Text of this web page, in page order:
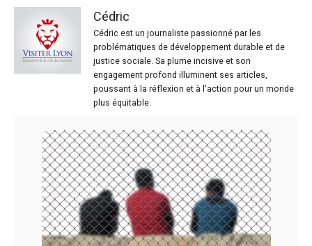
Cédric
Cédric est un journaliste passionné par les
problématiques de développement durable et de
justice sociale. Sa plume incisive et son
engagement profond illuminent ses articles,
poussant à la réflexion et à l'action pour un monde
plus équitable.